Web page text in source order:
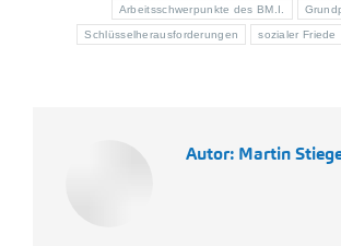
Arbeitsschwerpunkte des BM.I.
Schlüsselherausforderungen sozialer Friede
Autor: Martin